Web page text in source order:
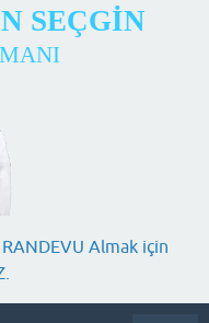
SEÇGİN
RANDEVU Almak için